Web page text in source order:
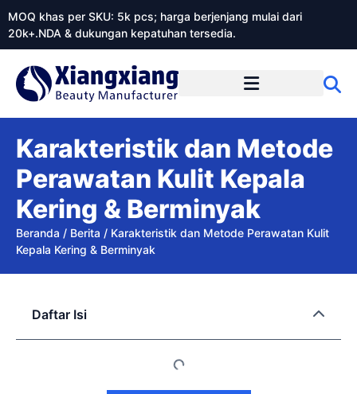
MOQ khas per SKU: 5k pcs; harga berjenjang mulai dari
20k+.NDA & dukungan kepatuhan tersedia.
Karakteristik dan Metode
Perawatan Kulit Kepala
Kering & Berminyak
Beranda / Berita / Karakteristik dan Metode Perawatan Kulit
Kepala Kering & Berminyak
Daftar Isi